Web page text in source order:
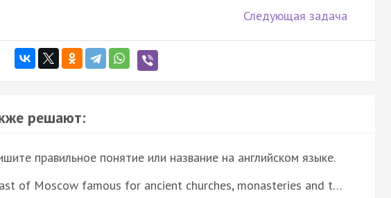
Следующая задача
решают:
правильное понятие или название на английском языке.
of Moscow famous for ancient churches, monasteries and t…